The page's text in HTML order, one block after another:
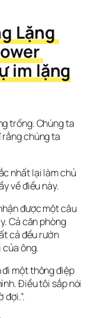
Lặng
im lặng
trống. Chúng ta
rằng chúng ta
nhất lại làm chủ
về điều này.
được một câu
Cả căn phòng
cả đều rướn
ông.
một thông điệp
Điều tôi sắp nói